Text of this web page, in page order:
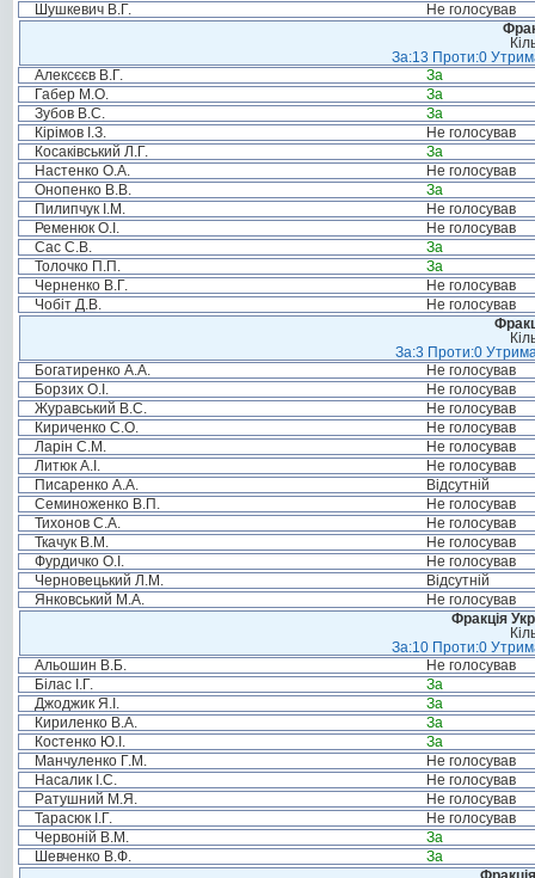
Шушкевич В.Г.
Не голосував
За:13 Проти:0
Алексєєв В.Г.
За
Габер М.О.
За
Зубов В.С.
За
Кірімов І.З.
Не голосував
Косаківський Л.Г.
За
Настенко О.А.
Не голосував
Онопенко В.В.
За
Пилипчук І.М.
Не голосував
Ременюк О.І.
Не голосував
Сас С.В.
За
Толочко П.П.
За
Черненко В.Г.
Не голосував
Чобіт Д.В.
Не голосував
За:3 Проти:0
Богатиренко А.А.
Не голосував
Борзих О.І.
Не голосував
Журавський В.С.
Не голосував
Кириченко С.О.
Не голосував
Ларін С.М.
Не голосував
Литюк А.І.
Не голосував
Писаренко А.А.
Відсутній
Семиноженко В.П.
Не голосував
Тихонов С.А.
Не голосував
Ткачук В.М.
Не голосував
Фурдичко О.І.
Не голосував
Черновецький Л.М.
Відсутній
Янковський М.А.
Не голосував
Фракція
За:10 Проти:0
Альошин В.Б.
Не голосував
Білас І.Г.
За
Джоджик Я.І.
За
Кириленко В.А.
За
Костенко Ю.І.
За
Манчуленко Г.М.
Не голосував
Насалик І.С.
Не голосував
Ратушний М.Я.
Не голосував
Тарасюк І.Г.
Не голосував
Червоній В.М.
За
Шевченко В.Ф.
За